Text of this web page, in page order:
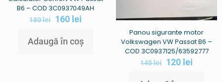
B6 – COD 3C0937049AH
180lei 160 lei
Adaugă în coș
Panou sigurante motor
Volkswagen VW Passat B6 –
COD 3C0937125/63592777
145lei 120 lei